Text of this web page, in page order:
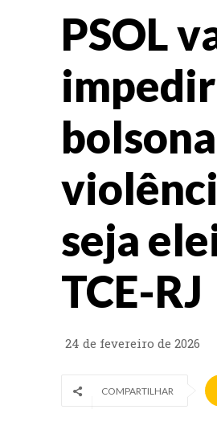
PSOL
seja
TCE-RJ
24 de fevereiro de 2026
COMPARTILHAR